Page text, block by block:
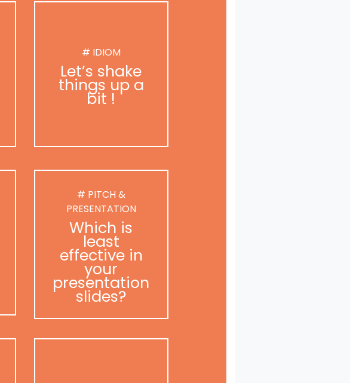
# IDIOM
Let’s shake
things up a
bit !
# PITCH &
PRESENTATION
Which is
least
effective in
your
presentation
slides?